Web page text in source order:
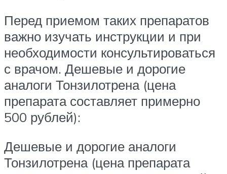
Перед приемом таких препаратов
важно изучать инструкции и при
необходимости консультироваться
с врачом. Дешевые и дорогие
аналоги Тонзилотрена (цена
препарата составляет примерно
500 рублей):
Дешевые и дорогие аналоги
Тонзилотрена (цена препарата